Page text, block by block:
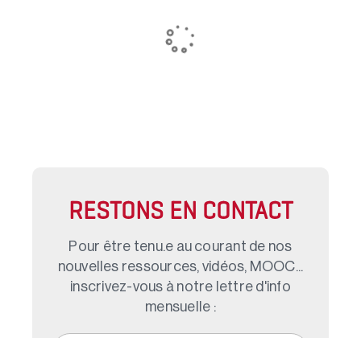
RESTONS EN CONTACT
Pour être tenu.e au courant de nos
nouvelles ressources, vidéos, MOOC...
inscrivez-vous à notre lettre d'info
mensuelle :